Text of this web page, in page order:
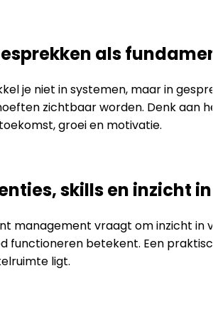
als
je niet in systemen, maar in
zichtbaar worden. Denk aan
groei en motivatie.
skills en inzicht
management vraagt om inzicht in
functioneren betekent. Een
ligt.